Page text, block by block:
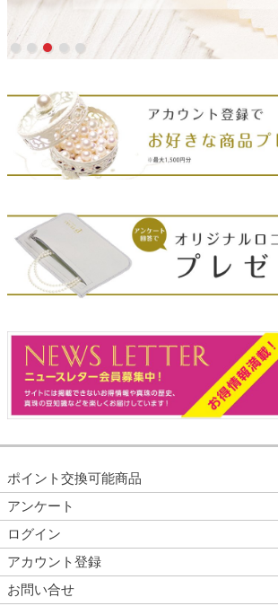
ポイント交換可能商品
アンケート
ログイン
アカウント登録
お問い合せ